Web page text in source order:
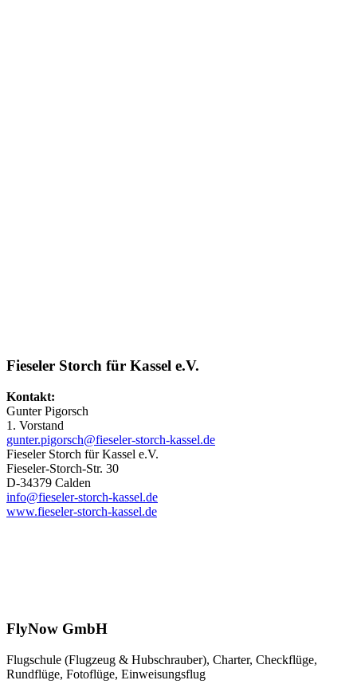
Fieseler Storch für Kassel e.V.
Kontakt:
Gunter Pigorsch
1. Vorstand
gunter.pigorsch@fieseler-storch-kassel.de
Fieseler Storch für Kassel e.V.
Fieseler-Storch-Str. 30
D-34379 Calden
info@fieseler-storch-kassel.de
www.fieseler-storch-kassel.de
FlyNow GmbH
Flugschule (Flugzeug & Hubschrauber), Charter, Checkflüge,
Rundflüge, Fotoflüge, Einweisungsflug